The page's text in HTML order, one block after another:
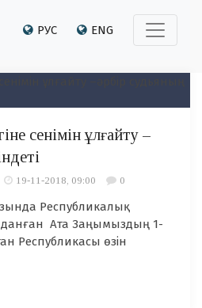
РУС ENG
сенімін ұлғайту –
19-11-2018, 09:00 0
Республикалық
Ата Заңымыздың 1-
Республикасы өзін